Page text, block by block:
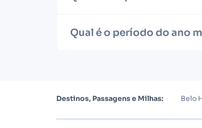
Qual é o período do ano
Destinos, Passagens e Milhas: Belo